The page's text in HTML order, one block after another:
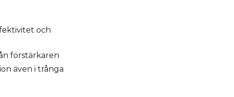
och
förstärkaren
även i trånga